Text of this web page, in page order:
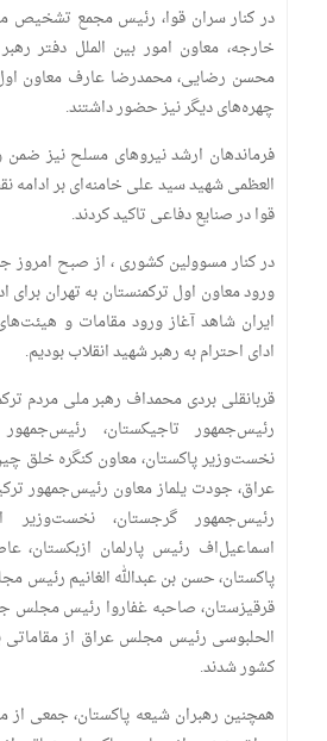
در کنار سران قوا، رئیس مجمع تشخیص
خارجه، معاون امور بین الملل دفتر
محسن رضایی، محمدرضا عارف معاون
چهره‌های دیگر نیز حضور داشتند.
فرماندهان ارشد نیرو‌های مسلح نیز
العظمی شهید سید علی خامنه‌ای بر ادامه
قوا در صنایع دفاعی تاکید کردند.
ورود معاون اول ترکمنستان به تهران برای
ایران شاهد آغاز ورود مقامات و
ادای احترام به رهبر شهید انقلاب بودیم.
قربانقلی بردی محمداف رهبر ملی مردم
رئیس‌جمهور تاجیکستان،
نخست‌وزیر پاکستان، معاون کنگره خلق
عراق، جودت یلماز معاون رئیس‌جمهور
رئیس‌جمهور گرجستان، نخست‌وزیر
اسماعیل‌اف رئیس پارلمان ازبکستان،
پاکستان، حسن بن عبدالله الغانیم
قرقیزستان، صاحبه غفاروا رئیس مجلس
الحلبوسی رئیس مجلس عراق از مقاماتی
کشور شدند.
همچنین رهبران شیعه پاکستان، جمعی از